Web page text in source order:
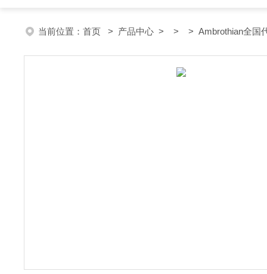
当前位置： 首页 > 产品中心 > > > Ambrothian全国